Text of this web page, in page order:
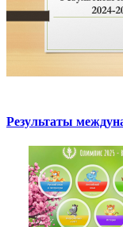
Результаты